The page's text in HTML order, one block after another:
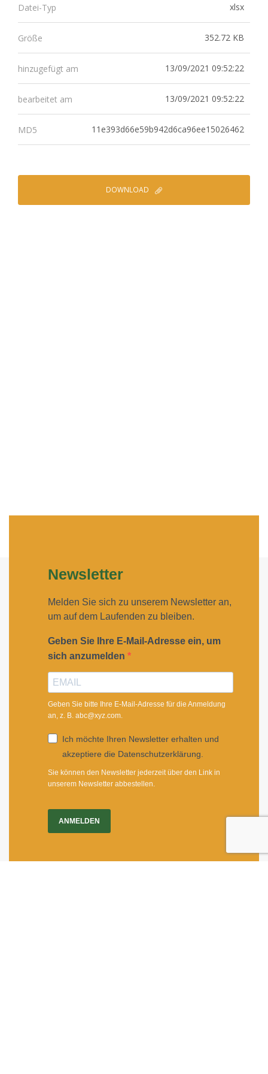
Datei-Typ xlsx
Größe 352.72 KB
hinzugefügt am 13/09/2021 09:52:22
bearbeitet am 13/09/2021 09:52:22
MD5 11e393d66e59b942d6ca96ee15026462
DOWNLOAD
Newsletter
Melden Sie sich zu unserem Newsletter an,
um auf dem Laufenden zu bleiben.
Geben Sie Ihre E-Mail-Adresse ein, um
sich anzumelden
Geben Sie bitte Ihre E-Mail-Adresse für die Anmeldung
an, z. B. abc@xyz.com.
Ich möchte Ihren Newsletter erhalten und
akzeptiere die Datenschutzerklärung.
Sie können den Newsletter jederzeit über den Link in
unserem Newsletter abbestellen.
ANMELDEN